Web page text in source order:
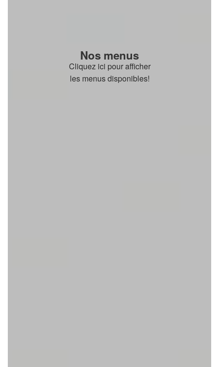
Nos menus
Cliquez ici pour afficher
les menus disponibles!